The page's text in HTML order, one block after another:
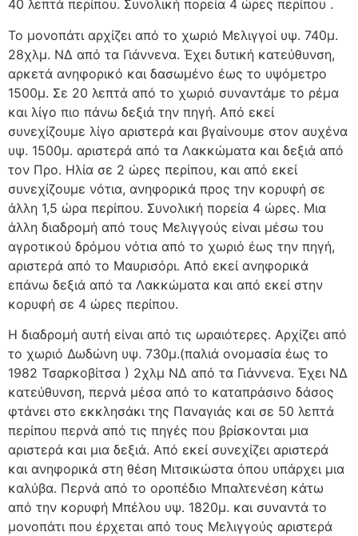
40 λεπτά περίπου. Συνολική πορεία 4 ώρες περίπου .
Το μονοπάτι αρχίζει από το χωριό Μελιγγοί υψ. 740μ.
28χλμ. ΝΔ από τα Γιάννενα. Έχει δυτική κατεύθυνση,
αρκετά ανηφορικό και δασωμένο έως το υψόμετρο
1500μ. Σε 20 λεπτά από το χωριό συναντάμε το ρέμα
και λίγο πιο πάνω δεξιά την πηγή. Από εκεί
συνεχίζουμε λίγο αριστερά και βγαίνουμε στον αυχένα
υψ. 1500μ. αριστερά από τα Λακκώματα και δεξιά από
τον Προ. Ηλία σε 2 ώρες περίπου, και από εκεί
συνεχίζουμε νότια, ανηφορικά προς την κορυφή σε
άλλη 1,5 ώρα περίπου. Συνολική πορεία 4 ώρες. Μια
άλλη διαδρομή από τους Μελιγγούς είναι μέσω του
αγροτικού δρόμου νότια από το χωριό έως την πηγή,
αριστερά από το Μαυρισόρι. Από εκεί ανηφορικά
επάνω δεξιά από τα Λακκώματα και από εκεί στην
κορυφή σε 4 ώρες περίπου.
Η διαδρομή αυτή είναι από τις ωραιότερες. Αρχίζει από
το χωριό Δωδώνη υψ. 730μ.(παλιά ονομασία έως το
1982 Τσαρκοβίτσα ) 2χλμ ΝΔ από τα Γιάννενα. Έχει ΝΔ
κατεύθυνση, περνά μέσα από το καταπράσινο δάσος
φτάνει στο εκκλησάκι της Παναγιάς και σε 50 λεπτά
περίπου περνά από τις πηγές που βρίσκονται μια
αριστερά και μια δεξιά. Από εκεί συνεχίζει αριστερά
και ανηφορικά στη θέση Μιτσικώστα όπου υπάρχει μια
καλύβα. Περνά από το οροπέδιο Μπαλτενέση κάτω
από την κορυφή Μπέλου υψ. 1820μ. και συναντά το
μονοπάτι που έρχεται από τους Μελιγγούς αριστερά